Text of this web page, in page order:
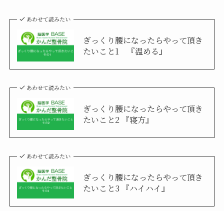
あわせて読みたい
ぎっくり腰になったらやって頂き
たいこと1 『温める』
あわせて読みたい
ぎっくり腰になったらやって頂き
たいこと2 『寝方』
あわせて読みたい
ぎっくり腰になったらやって頂き
たいこと3 『ハイハイ』